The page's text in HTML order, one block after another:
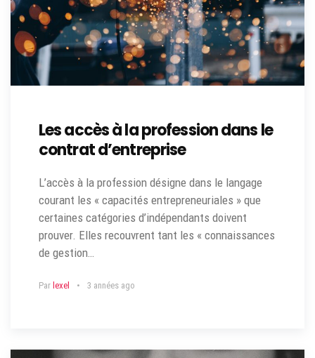
Les accès à la profession dans le
contrat d’entreprise
L’accès à la profession désigne dans le langage
courant les « capacités entrepreneuriales » que
certaines catégories d’indépendants doivent
prouver. Elles recouvrent tant les « connaissances
de gestion…
Par lexel 3 années ago